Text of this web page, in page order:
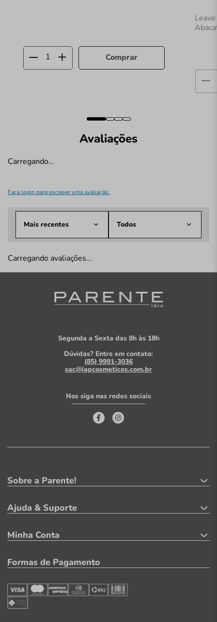
Comprar
Avaliações
Carregando…
Faça login para escrever uma avaliação.
Mais recentes Todos
Carregando avaliações…
Segunda a Sexta das 8h às 18h
Dúvidas? Entre em contato:
(85) 9991-3036
sac@iapcosmeticos.com.br
Nos siga nas redes sociais
Sobre a Parente!
Ajuda & Suporte
Minha Conta
Formas de Pagamento